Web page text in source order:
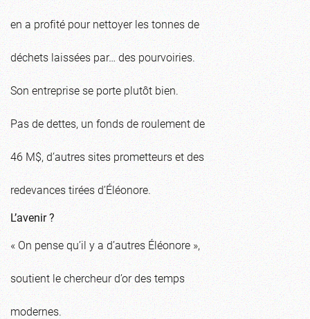
en a profité pour nettoyer les tonnes de
déchets laissées par… des pourvoiries.
Son entreprise se porte plutôt bien.
Pas de dettes, un fonds de roulement de
46 M$, d’autres sites prometteurs et des
redevances tirées d’Éléonore.
L’avenir ?
« On pense qu’il y a d’autres Éléonore »,
soutient le chercheur d’or des temps
modernes.